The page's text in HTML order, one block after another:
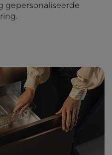
gepersonaliseerde